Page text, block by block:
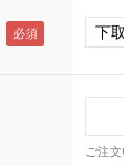
ご注